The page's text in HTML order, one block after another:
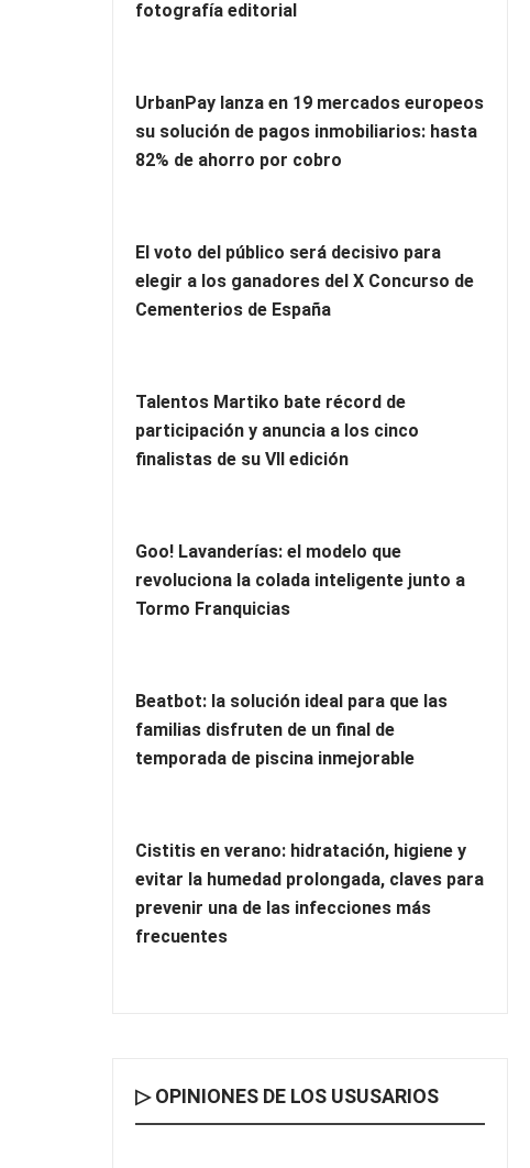
fotografía editorial
UrbanPay lanza en 19 mercados europeos
su solución de pagos inmobiliarios: hasta
82% de ahorro por cobro
El voto del público será decisivo para
elegir a los ganadores del X Concurso de
Cementerios de España
Talentos Martiko bate récord de
participación y anuncia a los cinco
finalistas de su VII edición
Goo! Lavanderías: el modelo que
revoluciona la colada inteligente junto a
Tormo Franquicias
Beatbot: la solución ideal para que las
familias disfruten de un final de
temporada de piscina inmejorable
Cistitis en verano: hidratación, higiene y
evitar la humedad prolongada, claves para
prevenir una de las infecciones más
frecuentes
▷ OPINIONES DE LOS USUSARIOS